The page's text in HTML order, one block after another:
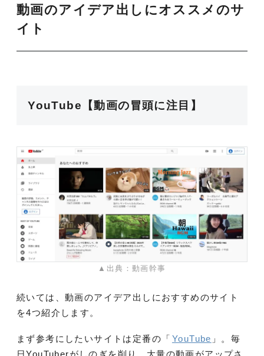
動画のアイデア出しにオススメのサ
イト
YouTube【動画の冒頭に注目】
▲出典：動画幹事
続いては、動画のアイデア出しにおすすめのサイト
を4つ紹介します。
まず参考にしたいサイトは定番の「 YouTube 」。毎
日YouTuberがしのぎを削り、大量の動画がアップさ